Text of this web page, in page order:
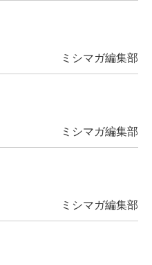
ミシマガ編集部
ミシマガ編集部
ミシマガ編集部